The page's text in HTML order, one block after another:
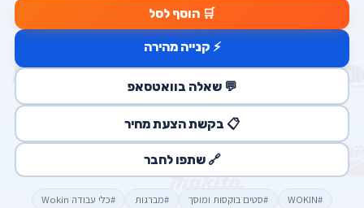
🛒 הוסף לסל
⚡ קנייה מהירה
💬 שאלה בוואטסאפ
📋 בקשת הצעת מחיר
🔗 שתפו לחבר
#WOKIN #סטים בוקסות ומוסך #מברגות
#כלי עבודה Wokin